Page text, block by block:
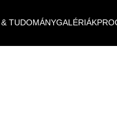
TUDOMÁNYGALÉRIÁK